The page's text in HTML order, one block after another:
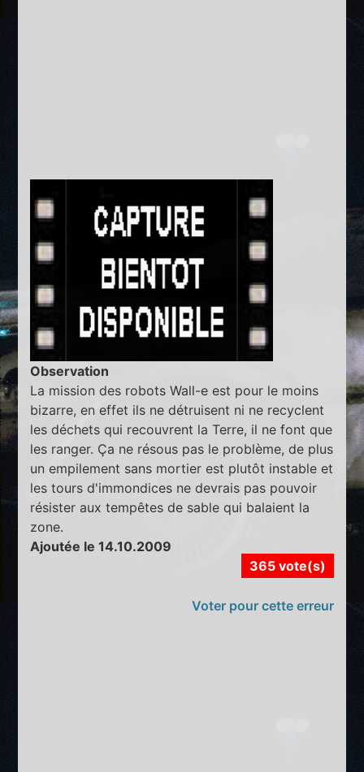
Observation
La mission des robots Wall-e est pour le moins
bizarre, en effet ils ne détruisent ni ne recyclent
les déchets qui recouvrent la Terre, il ne font que
les ranger. Ça ne résous pas le problème, de plus
un empilement sans mortier est plutôt instable et
les tours d'immondices ne devrais pas pouvoir
résister aux tempêtes de sable qui balaient la
zone.
Ajoutée le 14.10.2009
365 vote(s)
Voter pour cette erreur